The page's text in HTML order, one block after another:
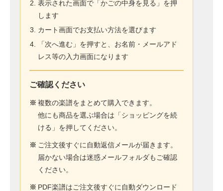
表示された画面で「かごの中身を見る」を押
します
カート画面でお支払い方法を選びます
「次へ進む」を押すと、お名前・メールアド
レス等の入力画面になります
ご確認ください
※ 複数の楽譜をまとめて購入できます。
他にも商品を選ぶ場合は「ショッピングを続
ける」を押してください。
※ ご注文後すぐに自動返信メールが届きます。
届かない場合は迷惑メールフォルダもご確認
ください。
※ PDF楽譜はご注文後すぐに自動ダウンロード